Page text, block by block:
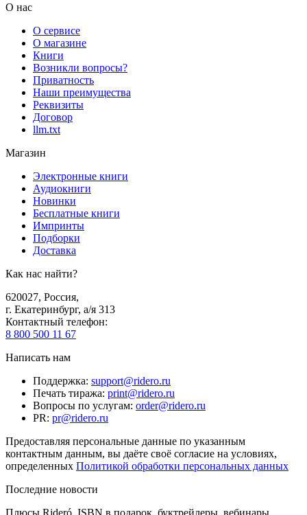
О нас
О сервисе
О магазине
Книги
Возникли вопросы?
Приватность
Наши преимущества
Реквизиты
Договор
llm.txt
Магазин
Электронные книги
Аудиокниги
Новинки
Бесплатные книги
Импринты
Подборки
Доставка
Как нас найти?
620027, Россия,
г. Екатеринбург, а/я 313
Контактный телефон:
8 800 500 11 67
Написать нам
Поддержка: support@ridero.ru
Печать тиража: print@ridero.ru
Вопросы по услугам: order@ridero.ru
PR: pr@ridero.ru
Предоставляя персональные данные по указанным
контактным данным, вы даёте своё согласие на условиях,
определенных Политикой обработки персональных данных
Последние новости
Плюсы Rideró, ISBN в подарок, буктрейлеры, вебинары